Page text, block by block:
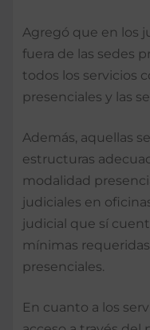
Agregó que en los
fuera de las sedes
todos los servicios
presenciales y las
Además, aquellas
estructuras
modalidad
judiciales en
judicial que sí
mínimas
presenciales.
En cuanto a los